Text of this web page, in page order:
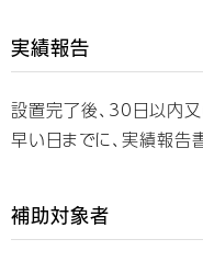
実績報告
設置完了後、30日以内
早い日までに、実績報告
補助対象者